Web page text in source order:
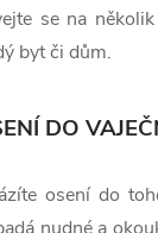
se na
byt či dům.
DO
osení do